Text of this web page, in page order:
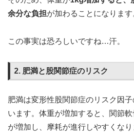
余分な負担が加わることになります
この事実は恐ろしいですね…汗。
2. 肥満と股関節症のリスク
肥満は変形性股関節症のリスク因
います。体重が増加すると、関節
が増加し、摩耗が進行しやすくなり